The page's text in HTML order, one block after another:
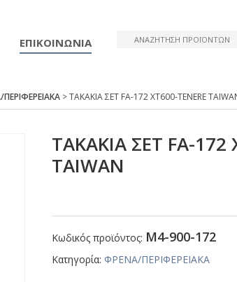
ΕΠΙΚΟΙΝΩΝΙΑ
> ΤΑΚΑΚΙΑ ΣΕΤ FΑ-172 ΧΤ600-ΤΕΝΕRΕ
ΤΑΚΑΚΙΑ ΣΕΤ FΑ-172
ΤΑΙWΑΝ
Κωδικός προϊόντος: Μ4-900-172
Κατηγορία: ΦΡΕΝΑ/ΠΕΡΙΦΕΡΕΙΑΚΑ